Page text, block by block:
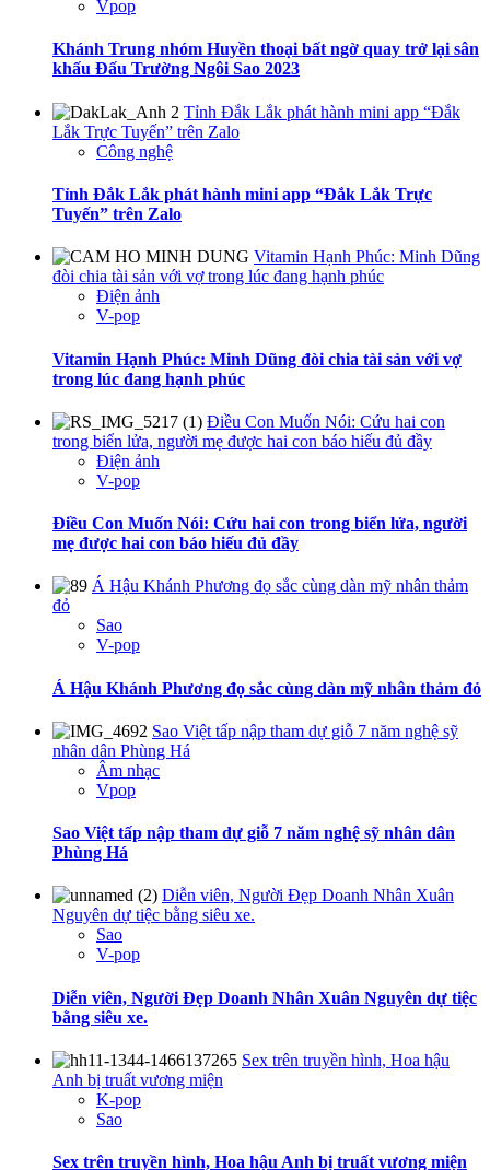
Vpop
Khánh Trung nhóm Huyền thoại bất ngờ quay trở lại sân
khấu Đấu Trường Ngôi Sao 2023
Tỉnh Đắk Lắk phát hành mini app “Đắk
Lắk Trực Tuyến” trên Zalo
Công nghệ
Tỉnh Đắk Lắk phát hành mini app “Đắk Lắk Trực
Tuyến” trên Zalo
Vitamin Hạnh Phúc: Minh Dũng
đòi chia tài sản với vợ trong lúc đang hạnh phúc
Điện ảnh
V-pop
Vitamin Hạnh Phúc: Minh Dũng đòi chia tài sản với vợ
trong lúc đang hạnh phúc
Điều Con Muốn Nói: Cứu hai con
trong biển lửa, người mẹ được hai con báo hiếu đủ đầy
Điện ảnh
V-pop
Điều Con Muốn Nói: Cứu hai con trong biển lửa, người
mẹ được hai con báo hiếu đủ đầy
Á Hậu Khánh Phương đọ sắc cùng dàn mỹ nhân thảm
đỏ
Sao
V-pop
Á Hậu Khánh Phương đọ sắc cùng dàn mỹ nhân thảm đỏ
Sao Việt tấp nập tham dự giỗ 7 năm nghệ sỹ
nhân dân Phùng Há
Âm nhạc
Vpop
Sao Việt tấp nập tham dự giỗ 7 năm nghệ sỹ nhân dân
Phùng Há
Diễn viên, Người Đẹp Doanh Nhân Xuân
Nguyên dự tiệc bằng siêu xe.
Sao
V-pop
Diễn viên, Người Đẹp Doanh Nhân Xuân Nguyên dự tiệc
bằng siêu xe.
Sex trên truyền hình, Hoa hậu
Anh bị truất vương miện
K-pop
Sao
Sex trên truyền hình, Hoa hậu Anh bị truất vương miện